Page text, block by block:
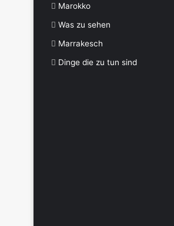
Marokko
Was zu sehen
Marrakesch
Dinge die zu tun sind